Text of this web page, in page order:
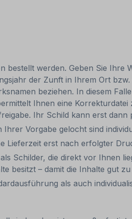
bestellt werden. Geben Sie
der Zunft in Ihrem Ort
beziehen. In diesem
Ihnen eine
Ihr Schild kann erst
Vorgabe gelocht sind
Lieferzeit erst nach erfolgter
Schilder, die direkt vor Ihnen
besitzt – damit die Inhalte gut
als auch